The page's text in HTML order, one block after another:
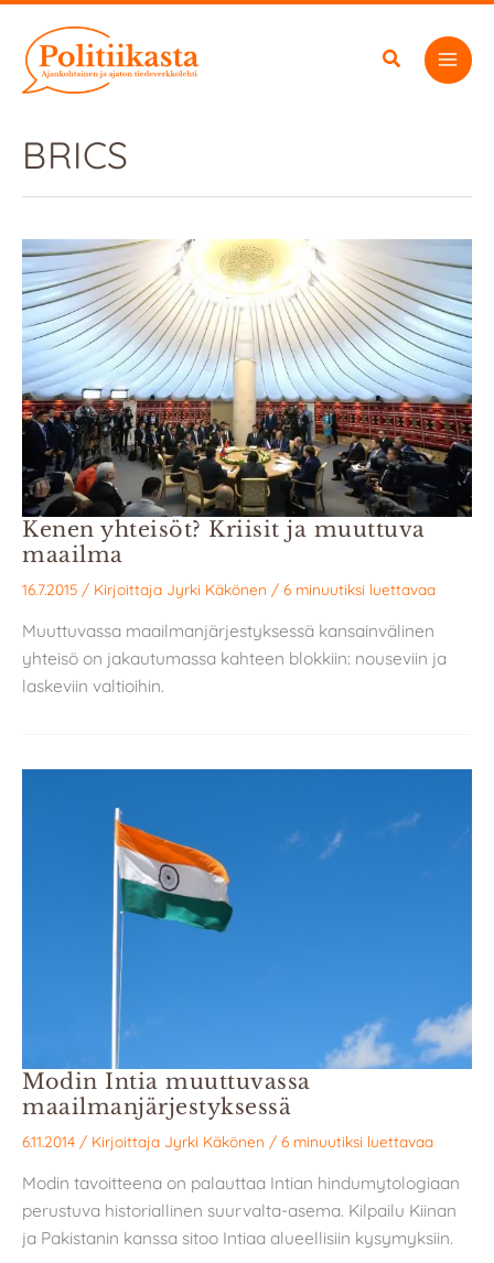
sisältöön
BRICS
Kenen yhteisöt? Kriisit ja muuttuva
maailma
16.7.2015 / Kirjoittaja Jyrki Käkönen / 6 minuutiksi luettavaa
Muuttuvassa maailmanjärjestyksessä kansainvälinen
yhteisö on jakautumassa kahteen blokkiin: nouseviin ja
laskeviin valtioihin.
Modin Intia muuttuvassa
maailmanjärjestyksessä
6.11.2014 / Kirjoittaja Jyrki Käkönen / 6 minuutiksi luettavaa
Modin tavoitteena on palauttaa Intian hindumytologiaan
perustuva historiallinen suurvalta-asema. Kilpailu Kiinan
ja Pakistanin kanssa sitoo Intiaa alueellisiin kysymyksiin.